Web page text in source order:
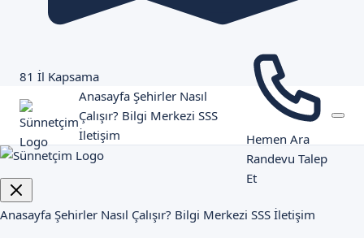
81 İl Kapsama
Anasayfa Şehirler Nasıl
Çalışır? Bilgi Merkezi SSS
İletişim
Hemen Ara
Randevu Talep
Et
Anasayfa Şehirler Nasıl Çalışır? Bilgi Merkezi SSS İletişim